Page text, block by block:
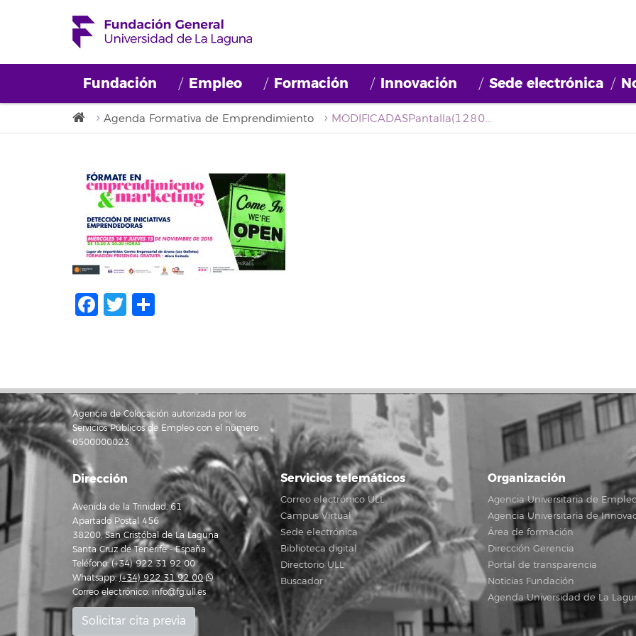
Fundación Empleo Formación Innovación Sede electrónica
Agenda Formativa de Emprendimiento MODIFICADASPantalla(1280x720px)OCT-NOV-DETECCIÓN
Facebook
Twitter
Agencia de Colocación autorizada por los
Servicios Públicos de Empleo con el número
0500000023.
Dirección
Avenida de la Trinidad, 61
Apartado Postal 456
38200, San Cristóbal de La Laguna
Santa Cruz de Tenerife - España
Teléfono: (+34) 922 31 92 00
Whatsapp:(+34) 922 31 92 00
Correo electrónico: info@fg.ull.es
Solicitar cita previa
Servicios telemáticos
Correo electrónico ULL
Campus Virtual
Sede electrónica
Biblioteca digital
Directorio ULL
Buscador
Organización
Agencia Universitaria de
Agencia Universitaria de
Área de formación
Dirección Gerencia
Portal de transparencia
Noticias Fundación
Agenda Universidad de La